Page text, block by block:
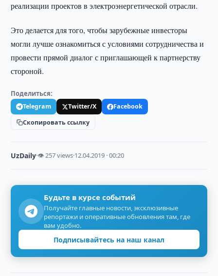
реализации проектов в электроэнергетической отрасли.
Это делается для того, чтобы зарубежные инвесторы
могли лучше ознакомиться с условиями сотрудничества и
провести прямой диалог с приглашающей к партнерству
стороной.
Поделиться:
Telegram Twitter/X
Facebook
Скопировать ссылку
UzDaily·👁 257 views·12.04.2019 · 00:20
Будьте в курсе событий
Получайте главные новости, эксклюзивные
репортажи и оперативные обновления там, где
вам удобно.
Подписывайтесь на наш канал